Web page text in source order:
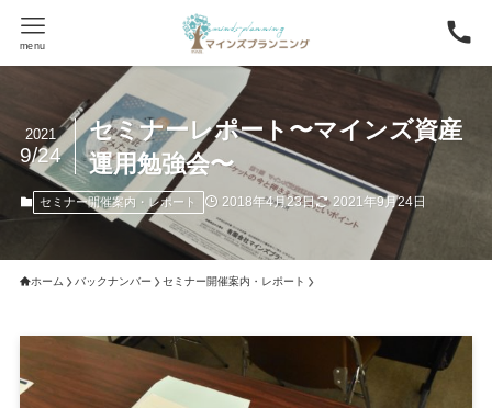
menu
セミナーレポート〜マインズ資産
運用勉強会〜
2021
9/24
セミナー開催案内・レポート 2018年4月23日 2021年9月24日
ホーム バックナンバー セミナー開催案内・レポート